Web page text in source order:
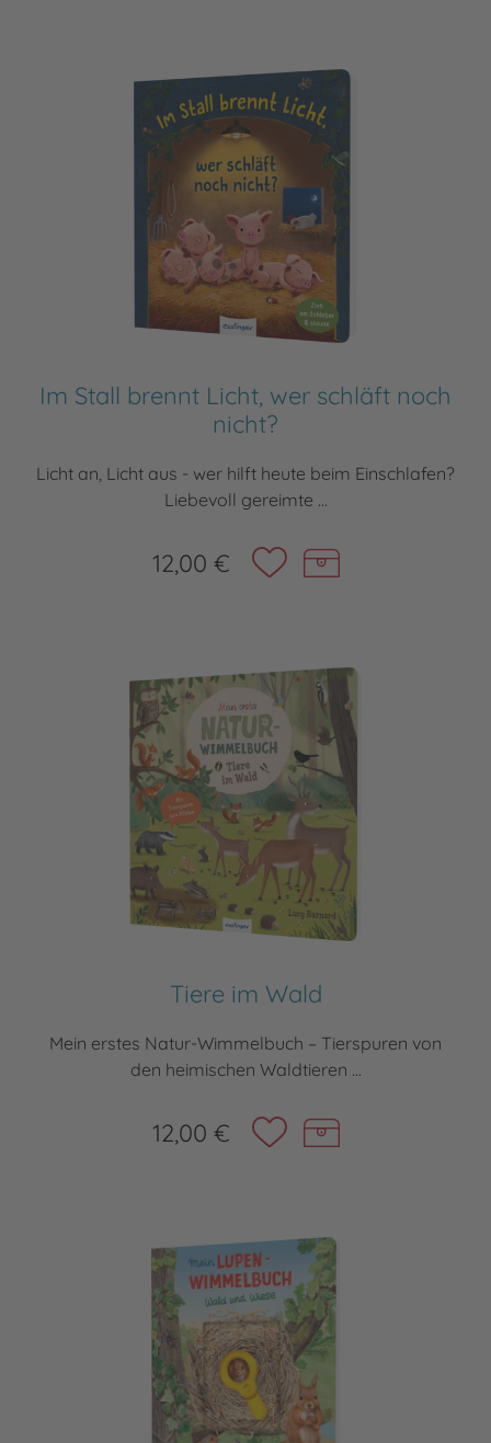
Im Stall brennt Licht, wer schläft noch
nicht?
Licht an, Licht aus - wer hilft heute beim Einschlafen?
Liebevoll gereimte ...
12,00 €
Tiere im Wald
Mein erstes Natur-Wimmelbuch – Tierspuren von
den heimischen Waldtieren ...
12,00 €